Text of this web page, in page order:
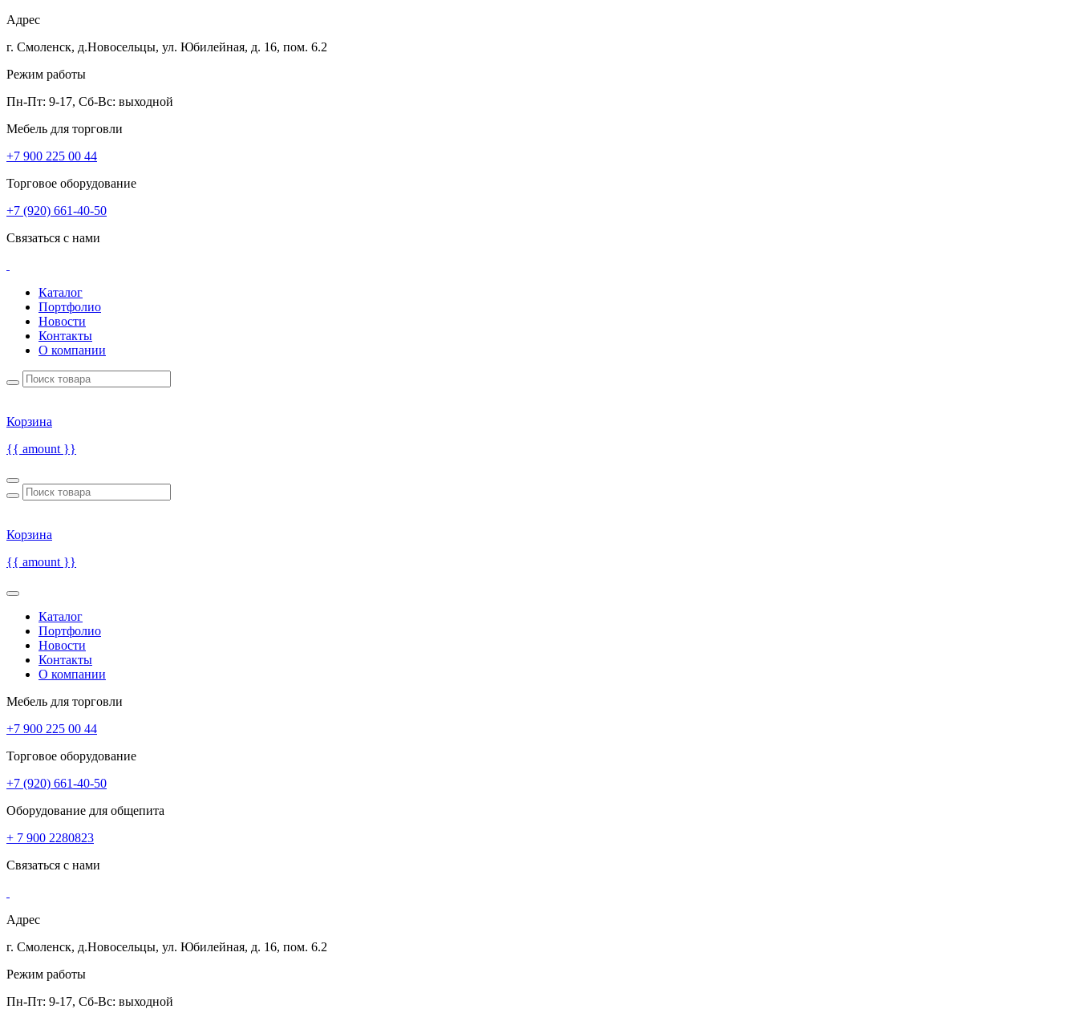
Адрес
г. Смоленск, д.Новосельцы, ул. Юбилейная, д. 16, пом. 6.2
Режим работы
Пн-Пт: 9-17, Сб-Вс: выходной
Мебель для торговли
+7 900 225 00 44
Торговое оборудование
+7 (920) 661-40-50
Связаться с нами
Каталог
Портфолио
Новости
Контакты
О компании
Корзина
{{ amount }}
Корзина
{{ amount }}
Каталог
Портфолио
Новости
Контакты
О компании
Мебель для торговли
+7 900 225 00 44
Торговое оборудование
+7 (920) 661-40-50
Оборудование для общепита
+ 7 900 2280823
Связаться с нами
Адрес
г. Смоленск, д.Новосельцы, ул. Юбилейная, д. 16, пом. 6.2
Режим работы
Пн-Пт: 9-17, Сб-Вс: выходной